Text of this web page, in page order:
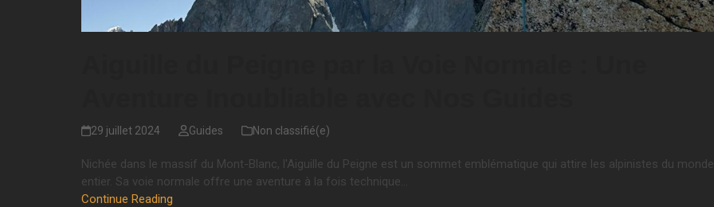
29 juillet 2024 Guides Non classifié(e)
Nichée dans le massif du Mont-Blanc, l'Aiguille du Peigne est un sommet emblématique qui attire les alpinistes du monde
entier. Sa voie normale offre une aventure à la fois technique…
Continue Reading